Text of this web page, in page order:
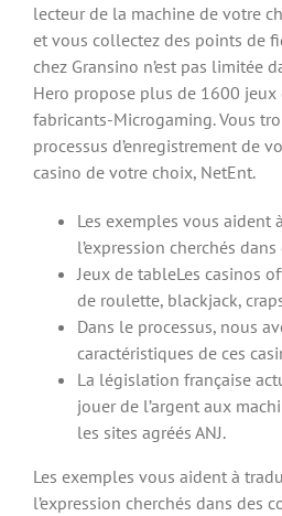
lecteur de la machine de votre
et vous collectez des points de
chez Gransino n’est pas limitée
Hero propose plus de 1600
fabricants-Microgaming. Vous
processus d’enregistrement de
casino de votre choix, NetEnt.
Les exemples vous aident
l’expression cherchés
Jeux de tableLes casinos
de roulette, blackjack,
Dans le processus, nous
caractéristiques de ces
La législation française
jouer de l’argent aux
les sites agréés ANJ.
Les exemples vous aident à
l’expression cherchés dans des